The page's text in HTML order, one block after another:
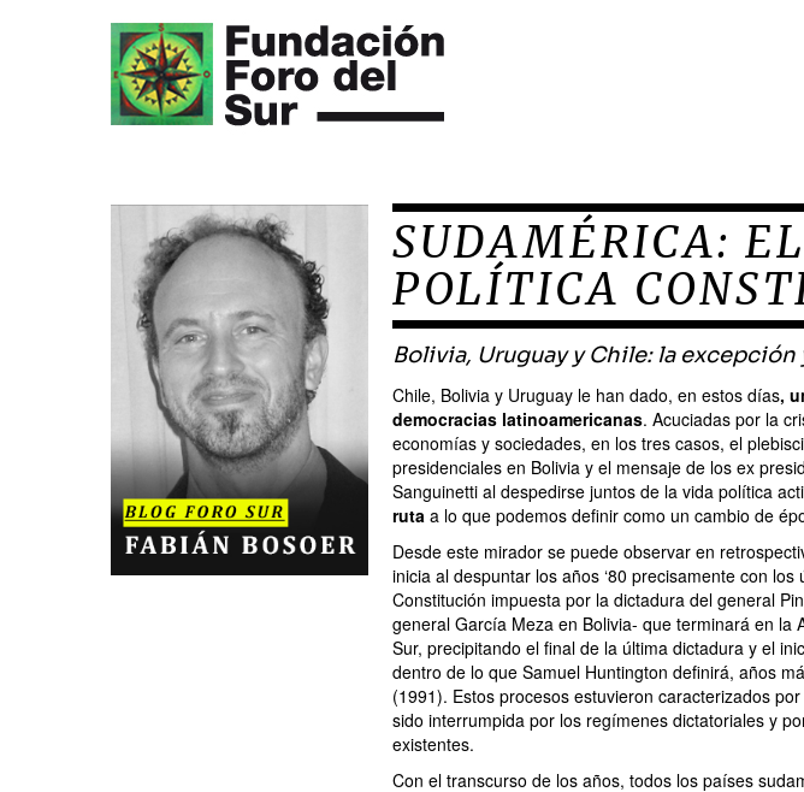
SUDAMÉRICA:
POLÍTICA
Bolivia, Uruguay y Chile: la excepción
Chile, Bolivia y Uruguay le han dado, en estos días,
democracias latinoamericanas. Acuciadas por la
economías y sociedades, en los tres casos, el
presidenciales en Bolivia y el mensaje de los ex
Sanguinetti al despedirse juntos de la vida política
ruta a lo que podemos definir como un cambio de
Desde este mirador se puede observar en
inicia al despuntar los años ‘80 precisamente con
Constitución impuesta por la dictadura del general
general García Meza en Bolivia- que terminará en la
Sur, precipitando el final de la última dictadura y el
dentro de lo que Samuel Huntington definirá, años
(1991). Estos procesos estuvieron caracterizados
sido interrumpida por los regímenes dictatoriales y
existentes.
Con el transcurso de los años, todos los países